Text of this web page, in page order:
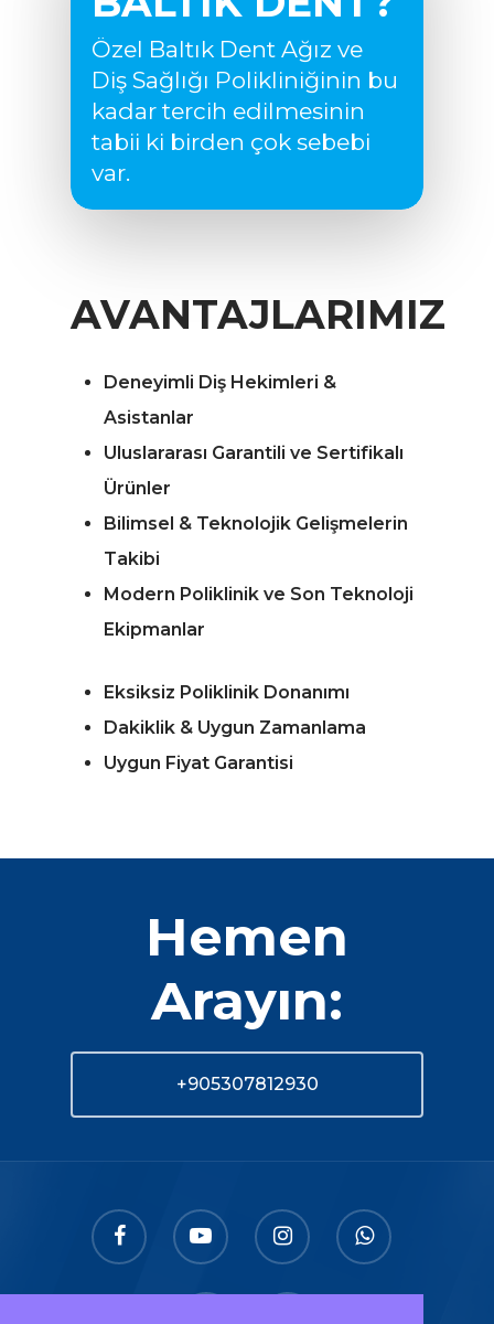
Özel Baltık Dent Ağız ve
Diş Sağlığı Polikliniğinin bu
kadar tercih edilmesinin
tabii ki birden çok sebebi
var.
AVANTAJLARIMIZ
Deneyimli Diş Hekimleri &
Asistanlar
Uluslararası Garantili ve Sertifikalı
Ürünler
Bilimsel & Teknolojik Gelişmelerin
Takibi
Modern Poliklinik ve Son Teknoloji
Ekipmanlar
Eksiksiz Poliklinik Donanımı
Dakiklik & Uygun Zamanlama
Uygun Fiyat Garantisi
Hemen
Arayın:
+905307812930